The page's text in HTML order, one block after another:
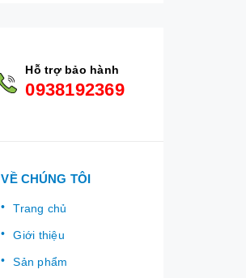
Hỗ trợ bảo hành
0938192369
VỀ CHÚNG TÔI
Trang chủ
Giới thiệu
Sản phẩm